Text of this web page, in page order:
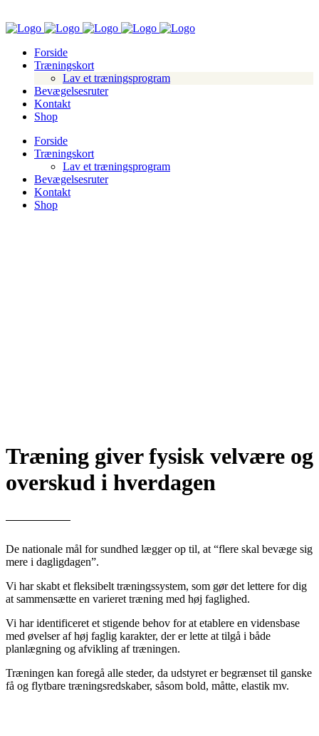
Forside
Træningskort
Lav et træningsprogram
Bevægelsesruter
Kontakt
Shop
Forside
Træningskort
Lav et træningsprogram
Bevægelsesruter
Kontakt
Shop
Træning giver fysisk velvære og
overskud i hverdagen
De nationale mål for sundhed lægger op til, at “flere skal bevæge sig
mere i dagligdagen”.
Vi har skabt et fleksibelt træningssystem, som gør det lettere for dig
at sammensætte en varieret træning med høj faglighed.
Vi har identificeret et stigende behov for at etablere en vidensbase
med øvelser af høj faglig karakter, der er lette at tilgå i både
planlægning og afvikling af træningen.
Træningen kan foregå alle steder, da udstyret er begrænset til ganske
få og flytbare træningsredskaber, såsom bold, måtte, elastik mv.